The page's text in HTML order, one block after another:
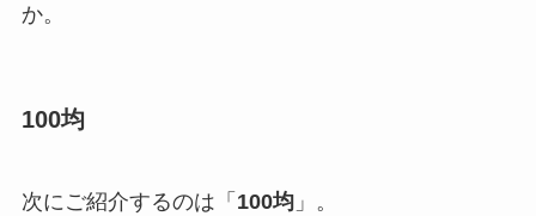
か。
100均
次にご紹介するのは「 100均」。